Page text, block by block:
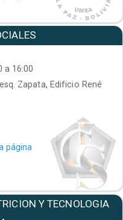
a 16:00
Zapata, Edificio René
página
Y TECNOLOGIA